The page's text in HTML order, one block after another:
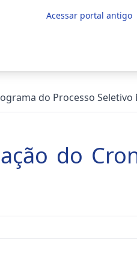
Acessar portal antigo
do Processo Seletivo
do